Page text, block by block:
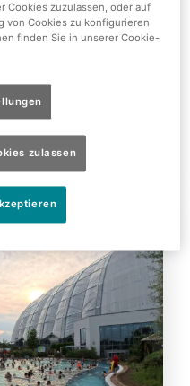
Cookies zuzulassen, oder auf
von Cookies zu konfigurieren
finden Sie in unserer Cookie-
zulassen